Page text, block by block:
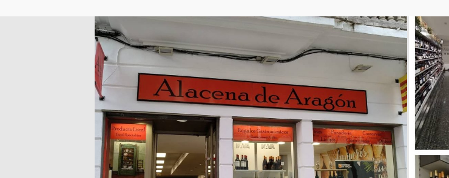
Zaragoza
Centro
El Rabal
Universidad Zaragoza
Delicias Zaragoza
San José Zaragoza